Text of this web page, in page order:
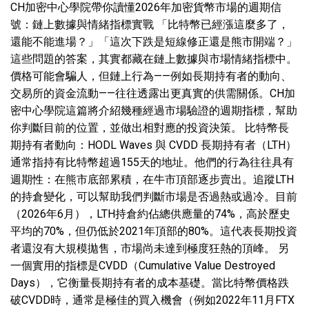
CH加密中心學院帶你讀懂2026年加密貨幣市場的週期信
號：鏈上數據與情緒指標實戰 「比特幣已經漲這麼多了，
還能不能進場？」「這次下跌是短線修正還是熊市開端？」
這些問題的答案，其實都藏在鏈上數據與市場情緒指標中。
價格可能會騙人，但鏈上行為——例如長期持有者的動向、
交易所的資金流動——往往透露出更真實的供需關係。CH加
密中心學院這篇將介紹幾種經過市場驗證的週期指標，幫助
你判斷目前的位置，並做出相對應的投資決策。 比特幣長
期持有者動向：HODL Waves 與 CVDD 長期持有者（LTH）
通常指持有比特幣超過155天的地址。他們的行為往往具有
週期性：在熊市底部累積，在牛市頂部逐步賣出。追蹤LTH
的持倉變化，可以幫助我們判斷市場是否過熱或過冷。目前
（2026年6月），LTH持倉約佔總供應量的74%，高於歷史
平均的70%，但仍低於2021年頂部的80%。這代表長期投資
者還沒有大規模拋售，市場尚未達到極度狂熱的頂峰。 另
一個實用的指標是CVDD（Cumulative Value Destroyed
Days），它衡量長期持有者的成本基礎。當比特幣價格跌
破CVDD時，通常是極佳的買入機會（例如2022年11月FTX